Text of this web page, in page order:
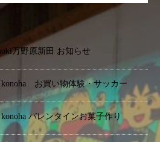
万野原新田 お知らせ
konoha お買い物体験・サッカー
バレンタインお菓子作り